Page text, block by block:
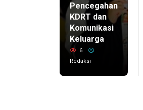
Pencegahan
KDRT dan
Komunikasi
Keluarga
6
Redaksi